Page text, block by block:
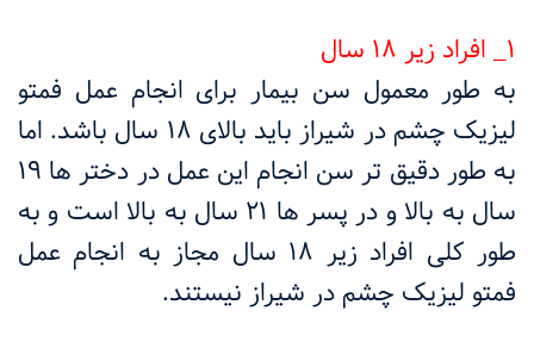
۱_ افراد زیر ۱۸ سال
به طور معمول سن بیمار برای انجام عمل فمتو
لیزیک چشم در شیراز باید بالای ۱۸ سال باشد. اما
به طور دقیق تر سن انجام این عمل در دختر ها ۱۹
سال به بالا و در پسر ها ۲۱ سال به بالا است و به
طور کلی افراد زیر ۱۸ سال مجاز به انجام عمل
فمتو لیزیک چشم در شیراز نیستند.